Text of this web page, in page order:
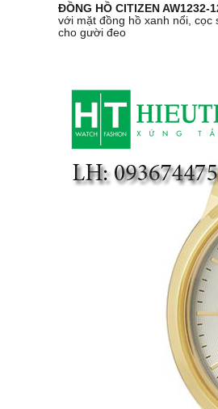
ĐỒNG HỒ CITIZEN AW1232-
với mặt đồng hồ xanh nổi, cọc
cho gười đeo